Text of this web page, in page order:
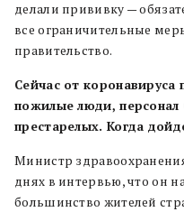
делали прививку —
все ограничительные
правительство.
Сейчас от коронавируса
пожилые люди, персонал
престарелых. Когда
Министр
днях в интервью, что он
большинство жителей